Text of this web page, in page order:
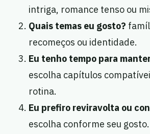
intriga, romance tenso ou
Quais temas eu gosto?
recomeços ou identidade.
Eu tenho tempo para
escolha capítulos
rotina.
Eu prefiro reviravolta ou
escolha conforme seu gosto.